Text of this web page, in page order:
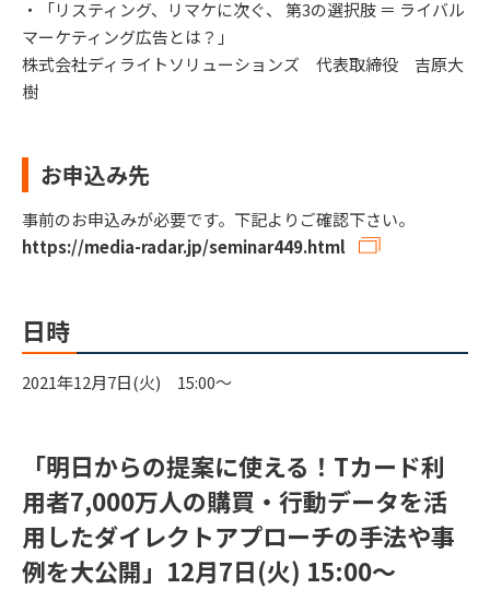
・「リスティング、リマケに次ぐ、 第3の選択肢 ＝ ライバル
マーケティング広告とは？」
株式会社ディライトソリューションズ 代表取締役 吉原大
樹
お申込み先
事前のお申込みが必要です。下記よりご確認下さい。
https://media-radar.jp/seminar449.html
日時
2021年12月7日(火) 15:00～
「明日からの提案に使える！Tカード利
用者7,000万人の購買・行動データを活
用したダイレクトアプローチの手法や事
例を大公開」12月7日(火) 15:00～